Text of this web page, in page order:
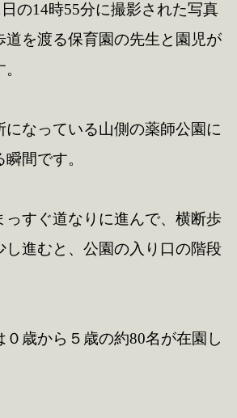
の14時55分に撮影された写真
道を渡る保育園の先生と園児が
になっている山側の薬師公園に
間です。
っすぐ道なりに進んで、横断歩
し進むと、公園の入り口の階段
０歳から５歳の約80名が在園し